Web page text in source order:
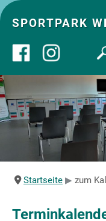
SPORTPARK
Über uns
Startseite
Angebote
Startseite zum